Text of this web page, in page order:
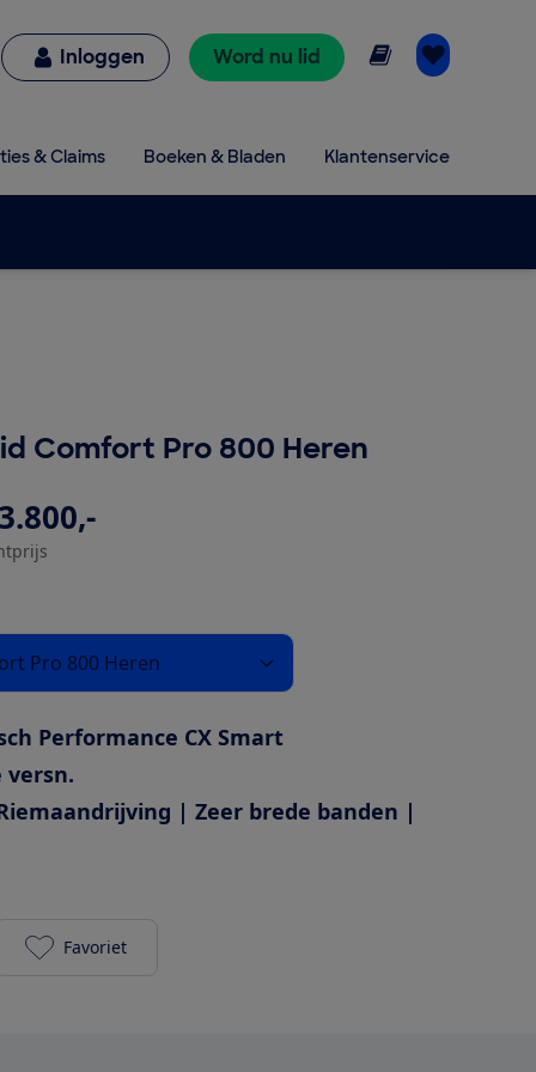
Inloggen Word nu lid Online lezen
& Claims Boeken & Bladen Klantenservice
Comfort Pro 800 Heren
Pro 800 Heren
Performance CX Smart
versn.
| Zeer brede banden |
Cube Kathmandu Hybrid Comfort Pro 800 Heren
Favoriet